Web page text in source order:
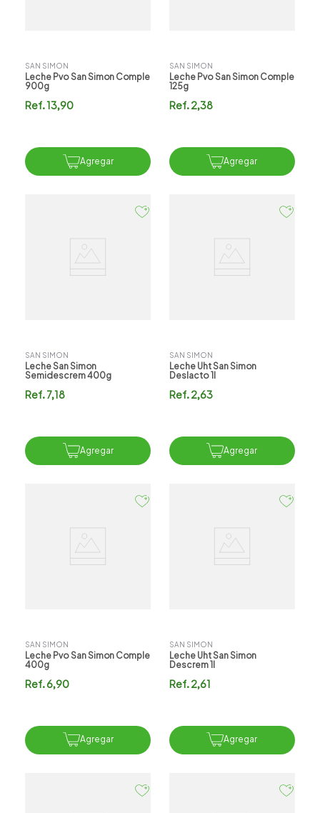
SAN SIMON
Leche Pvo San Simon Comple
900g
Ref.13,90
Agregar
SAN SIMON
Leche Pvo San Simon Comple
125g
Ref.2,38
Agregar
SAN SIMON
Leche San Simon
Semidescrem 400g
Ref.7,18
Agregar
SAN SIMON
Leche Uht San Simon
Deslacto 1l
Ref.2,63
Agregar
SAN SIMON
Leche Pvo San Simon Comple
400g
Ref.6,90
Agregar
SAN SIMON
Leche Uht San Simon
Descrem 1l
Ref.2,61
Agregar